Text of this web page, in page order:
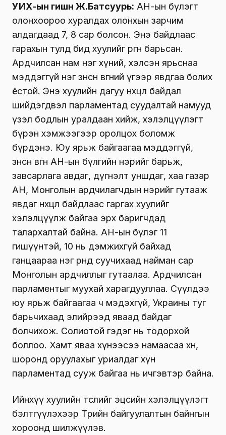
УИХ-ын гишүүн Ж.Батсуурь: АН-ын бүлэгт
олонхоороо хуралдах олонхын зарчим
алдагдаад 7, 8 сар болсон. Энэ байдлаас
гарахын тулд бид хуулийг өргөн барьсан.
Ардчилсан нам нэг хүний, хэлсэн ярьснаа
мэддэггүй нэг зөнөсөн өвгөний үгээр явдгаа болих
ёстой. Энэ хуулийн дагуу нөхцөл байдал
шийдэгдвэл парламентад суудалтай намууд
үзэл бодлын уралдаан хийж, хэлэлцүүлэгт
бүрэн хэмжээгээр оролцох боломж
бүрдэнэ. Юу ярьж байгаагаа мэддэггүй,
зөнөсөн өвгөн АН-ын бүлгийн нэрийг барьж,
завсарлага авдаг, дүгнэлт уншдаг, хаа газар
АН, Монголын ардчилагчдын нэрийг гутааж
явдаг нөхцөл байдлаас гаргах хуулийг
хэлэлцүүлж байгаа эрх баригчдад
талархалтай байна. АН-ын бүлэг 11
гишүүнтэй, 10 нь дэмжихгүй байхад
ганцаараа нэг өрөөнд суучихаад найман сар
Монголын ардчиллыг гутаалаа. Ардчилсан
парламентыг муухай харагдууллаа. Сүүлдээ
юу ярьж байгаагаа ч мэдэхгүй, Украины туг
барьчихаад элийрээд яваад байдаг
болчихож. Солиотой гэдэг нь тодорхой
боллоо. Хамт яваа хүнээсээ намаасаа хөөнө,
шоронд оруулахыг уриалдаг хүн
парламентад сууж байгаа нь ичгэвтэр байна.
Ийнхүү хуулийн төслийг эцсийн хэлэлцүүлэгт
бэлтгүүлэхээр Төрийн байгуулалтын байнгын
хороонд шилжүүлэв.